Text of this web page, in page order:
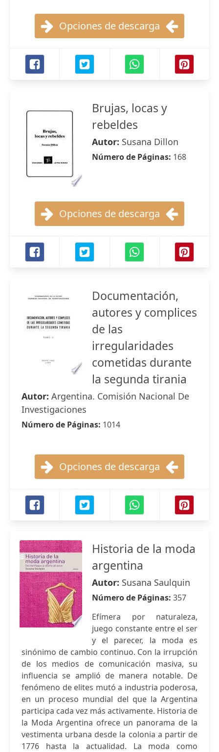
Opciones de descarga
Brujas, locas y
rebeldes
Autor: Susana Dillon
Número de Páginas: 168
Opciones de descarga
Documentación,
autores y complices
de las
irregularidades
cometidas durante
la segunda tirania
Autor: Argentina. Comisión Nacional De
Investigaciones
Número de Páginas: 1014
Opciones de descarga
Historia de la moda
argentina
Autor: Susana Saulquin
Número de Páginas: 357
Efímera por naturaleza,
juego constante entre el ser
y el parecer, la moda es
sinónimo de cambio continuo. Con la irrupción
de los medios de comunicación masiva, su
influencia se amplió de manera notable. De
fenómeno de elites mutó a industria poderosa,
en un proceso mundial del que la Argentina
participa cada vez más activamente. Historia de
la Moda Argentina ofrece un panorama de la
vestimenta urbana desde la colonia a partir de
1776 hasta la actualidad. La moda como